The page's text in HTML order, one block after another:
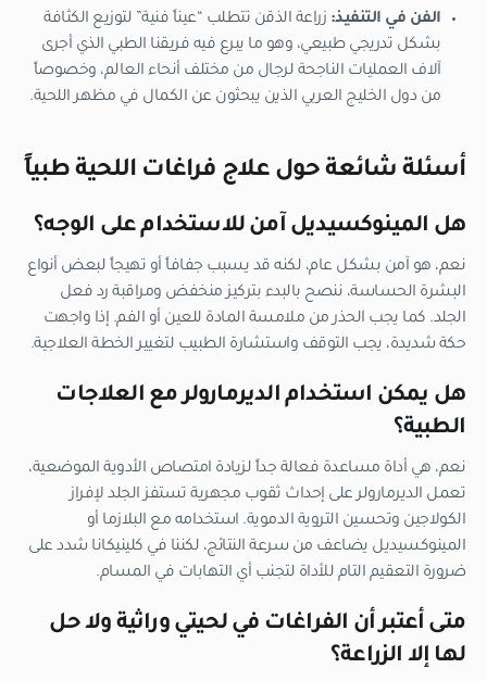
الفن في التنفيذ: زراعة الذقن تتطلب “عيناً فنية” لتوزيع الكثافة
بشكل تدريجي طبيعي، وهو ما يبرع فيه فريقنا الطبي الذي أجرى
آلاف العمليات الناجحة لرجال من مختلف أنحاء العالم، وخصوصاً
من دول الخليج العربي الذين يبحثون عن الكمال في مظهر اللحية.
أسئلة شائعة حول علاج فراغات اللحية طبياً
هل المينوكسيديل آمن للاستخدام على الوجه؟
نعم، هو آمن بشكل عام، لكنه قد يسبب جفافاً أو تهيجاً لبعض أنواع
البشرة الحساسة، ننصح بالبدء بتركيز منخفض ومراقبة رد فعل
الجلد. كما يجب الحذر من ملامسة المادة للعين أو الفم. إذا واجهت
حكة شديدة، يجب التوقف واستشارة الطبيب لتغيير الخطة العلاجية.
هل يمكن استخدام الديرمارولر مع العلاجات
الطبية؟
نعم، هي أداة مساعدة فعالة جداً لزيادة امتصاص الأدوية الموضعية،
تعمل الديرمارولر على إحداث ثقوب مجهرية تستفز الجلد لإفراز
الكولاجين وتحسين التروية الدموية. استخدامه مع البلازما أو
المينوكسيديل يضاعف من سرعة النتائج، لكننا في كلينيكانا شدد على
ضرورة التعقيم التام للأداة لتجنب أي التهابات في المسام.
متى أعتبر أن الفراغات في لحيتي وراثية ولا حل
لها إلا الزراعة؟